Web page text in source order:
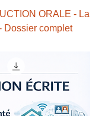
ORALE - La
Dossier complet